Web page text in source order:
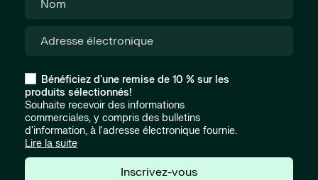
Bénéficiez d'une remise de 10 % sur les
produits sélectionnés!
Souhaite recevoir des informations
commerciales, y compris des bulletins
d'information, à l'adresse électronique fournie.
Lire la suite
Inscrivez-vous